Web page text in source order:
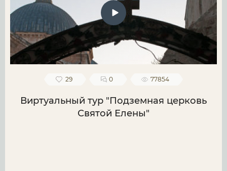
29 0 77854
Виртуальный тур "Подземная церковь
Святой Елены"